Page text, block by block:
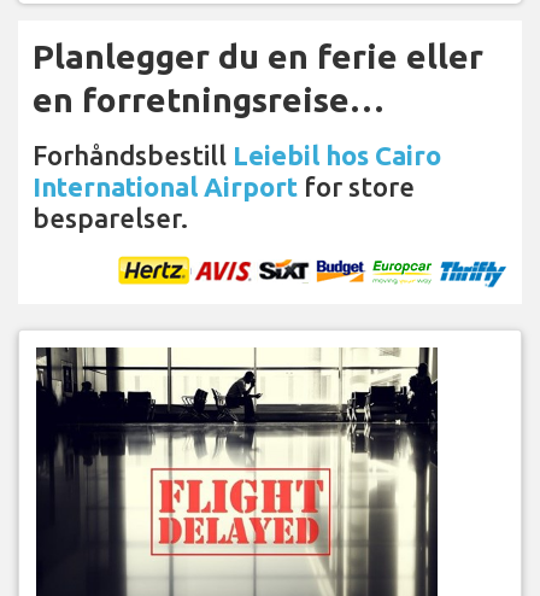
Planlegger du en ferie eller
en forretningsreise…
Forhåndsbestill Leiebil hos Cairo
International Airport for store
besparelser.